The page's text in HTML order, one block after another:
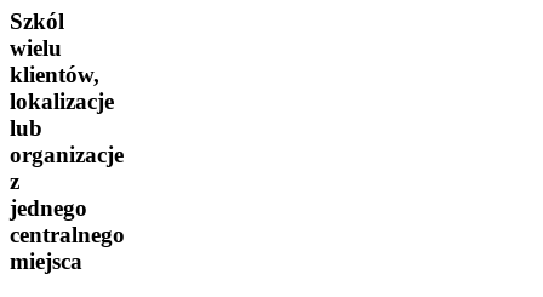
Szkól
wielu
klientów,
lokalizacje
lub
organizacje
z
jednego
centralnego
miejsca